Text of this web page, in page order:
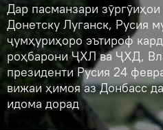
Дар пасманзари
Донетску Луганск, Русия
ҷумҳуриҳоро эътироф
роҳбарони ҶХЛ ва ҶХД,
президенти Русия 24
вижаи ҳимоя аз Донбасс
идома дорад